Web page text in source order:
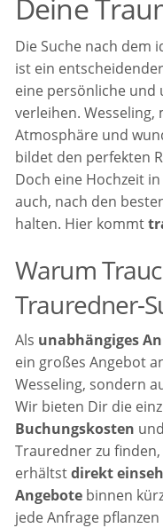
Deine
Die Suche nach dem
ist ein
eine persönliche und
verleihen.
Atmosphäre und
bildet den perfekten
Doch eine Hochzeit
auch, nach den
halten. Hier kommt
Warum
Trauredner-
Als unabhängiges
ein großes Angebot
Wesseling, sondern
Wir bieten Dir die
Buchungskosten
Trauredner zu
erhältstdirekt
Angebote binnen
jede Anfrage